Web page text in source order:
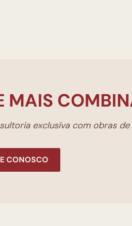
MAIS
exclusíva com obras
CONOSCO